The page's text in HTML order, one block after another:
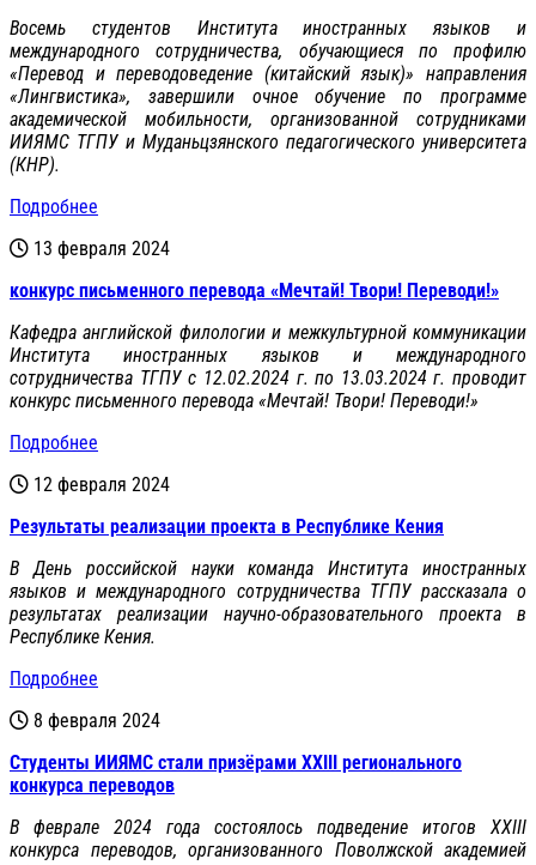
Восемь студентов Института иностранных языков и
международного сотрудничества, обучающиеся по профилю
«Перевод и переводоведение (китайский язык)» направления
«Лингвистика», завершили очное обучение по программе
академической мобильности, организованной сотрудниками
ИИЯМС ТГПУ и Муданьцзянского педагогического университета
(КНР).
Подробнее
13 февраля 2024
конкурс письменного перевода «Мечтай! Твори! Переводи!»
Кафедра английской филологии и межкультурной коммуникации
Института иностранных языков и международного
сотрудничества ТГПУ с 12.02.2024 г. по 13.03.2024 г. проводит
конкурс письменного перевода «Мечтай! Твори! Переводи!»
Подробнее
12 февраля 2024
Результаты реализации проекта в Республике Кения
В День российской науки команда Института иностранных
языков и международного сотрудничества ТГПУ рассказала о
результатах реализации научно-образовательного проекта в
Республике Кения.
Подробнее
8 февраля 2024
Студенты ИИЯМС стали призёрами XXIII регионального
конкурса переводов
В феврале 2024 года состоялось подведение итогов XXIII
конкурса переводов, организованного Поволжской академией